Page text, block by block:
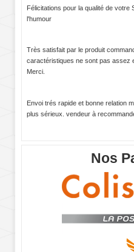
Félicitations pour la qualité de votre
l'humour
Très satisfait par le produit
caractéristiques ne sont pas assez
Merci.
Envoi trés rapide et bonne relation
plus sérieux. vendeur à
Nos